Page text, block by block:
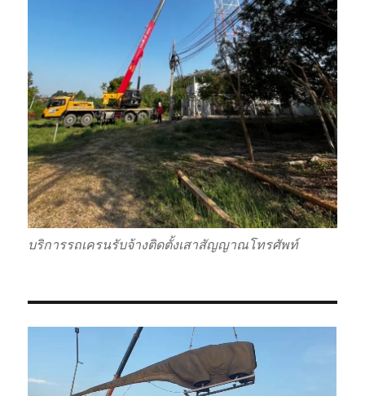
บริการรถเครนรับจ้างติดตั้งเสาสัญญาณโทรศัพท์